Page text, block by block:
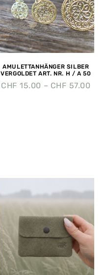
AMULETTANHÄNGER SILBER
VERGOLDET ART. NR. H / A 50
CHF 15.00 – CHF 57.00